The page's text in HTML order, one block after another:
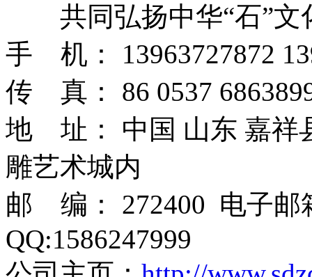
共同弘扬中华“石”文
手 机： 13963727872
传 真： 86 0537
地 址： 中国 山东 嘉祥
雕艺术城内
邮 编： 272400 电子邮
QQ:1586247999